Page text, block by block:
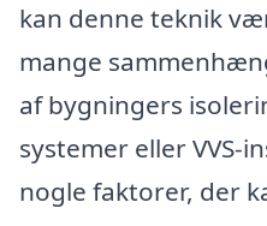
kan denne teknik
mange
af bygningers
systemer eller VVS-
nogle faktorer, der